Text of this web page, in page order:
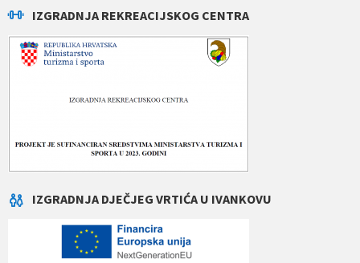
IZGRADNJA REKREACIJSKOG CENTRA
IZGRADNJA DJEČJEG VRTIĆA U IVANKOVU